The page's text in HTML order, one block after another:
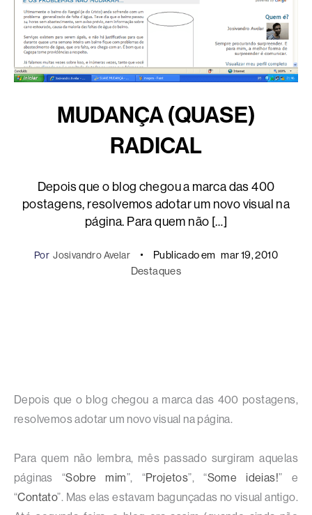
MUDANÇA (QUASE)
RADICAL
Depois que o blog chegou a marca das 400
postagens, resolvemos adotar um novo visual na
página. Para quem não […]
Por Josivandro Avelar Publicado em mar 19, 2010
Destaques
Depois que o blog chegou a marca das 400 postagens,
resolvemos adotar um novo visual na página.
Para quem não lembra, mês passado surgiram aquelas
páginas “Sobre mim”, “Projetos”, “Some ideias!” e
“Contato”. Mas elas estavam bagunçadas no visual antigo.